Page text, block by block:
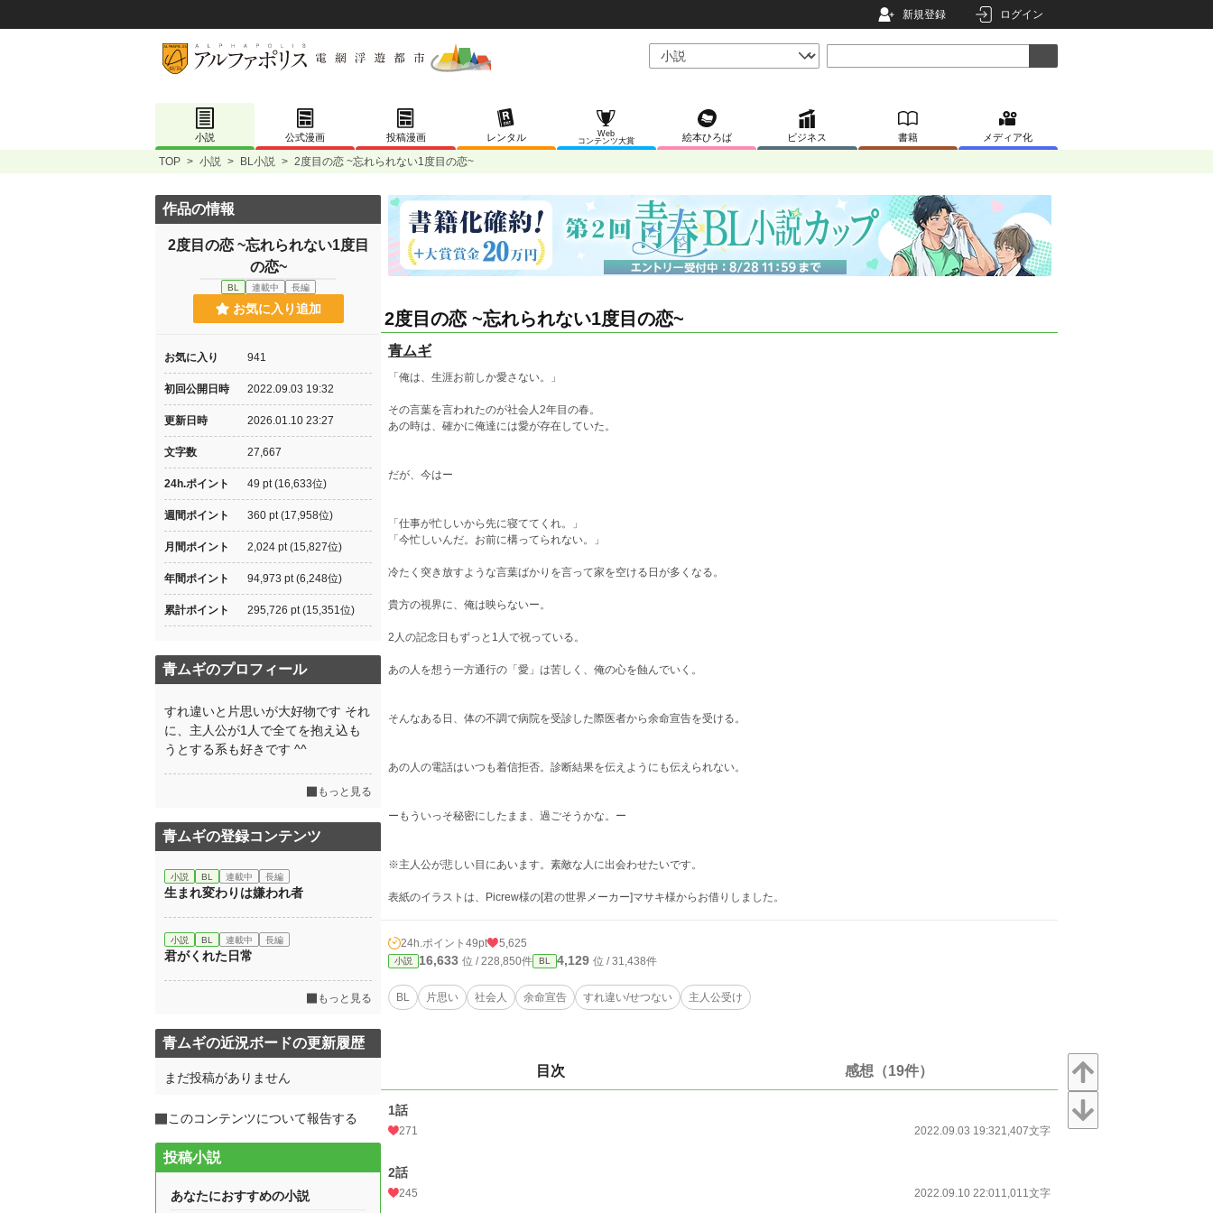
新規登録 ログイン
小説 公式漫画 投稿漫画 レンタル
Web
コンテンツ大賞
絵本ひろば ビジネス 書籍 メディア化
TOP > 小説 > BL小説 > 2度目の恋 ~忘れられない1度目の恋~
2度目の恋 ~忘れられない1度目の恋~
青ムギ
「俺は、生涯お前しか愛さない。」
その言葉を言われたのが社会人2年目の春。
あの時は、確かに俺達には愛が存在していた。
だが、今はー
「仕事が忙しいから先に寝ててくれ。」
「今忙しいんだ。お前に構ってられない。」
冷たく突き放すような言葉ばかりを言って家を空ける日が多くなる。
貴方の視界に、俺は映らないー。
2人の記念日もずっと1人で祝っている。
あの人を想う一方通行の「愛」は苦しく、俺の心を蝕んでいく。
そんなある日、体の不調で病院を受診した際医者から余命宣告を受ける。
あの人の電話はいつも着信拒否。診断結果を伝えようにも伝えられない。
ーもういっそ秘密にしたまま、過ごそうかな。ー
※主人公が悲しい目にあいます。素敵な人に出会わせたいです。
表紙のイラストは、Picrew様の[君の世界メーカー]マサキ様からお借りしました。
24h.ポイント 49pt 5,625
小説 16,633 位 / 228,850件 BL 4,129 位 / 31,438件
BL 片思い 社会人 余命宣告 すれ違い/せつない 主人公受け
目次 感想（19件）
1話
271 2022.09.03 19:321,407文字
2話
245 2022.09.10 22:011,011文字
作品の情報
2度目の恋 ~忘れられない1度目
の恋~
BL 連載中 長編
お気に入り追加
お気に入り 941
初回公開日時 2022.09.03 19:32
更新日時 2026.01.10 23:27
文字数 27,667
24h.ポイント 49 pt (16,633位)
週間ポイント 360 pt (17,958位)
月間ポイント 2,024 pt (15,827位)
年間ポイント 94,973 pt (6,248位)
累計ポイント 295,726 pt (15,351位)
青ムギのプロフィール
すれ違いと片思いが大好物です それ
に、主人公が1人で全てを抱え込も
うとする系も好きです ^^
もっと見る
青ムギの登録コンテンツ
小説 BL 連載中 長編
生まれ変わりは嫌われ者
小説 BL 連載中 長編
君がくれた日常
もっと見る
青ムギの近況ボードの更新履歴
まだ投稿がありません
このコンテンツについて報告する
投稿小説
あなたにおすすめの小説